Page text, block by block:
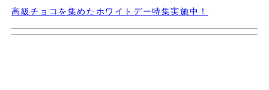
高級チョコを集めたホワイトデー特集実施中！